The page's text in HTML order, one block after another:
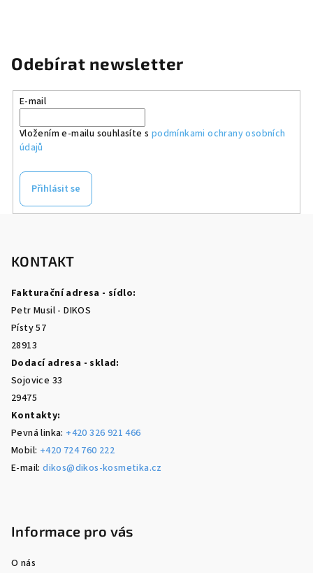
Odebírat newsletter
E-mail
Vložením e-mailu souhlasíte s podmínkami ochrany osobních
údajů
Přihlásit se
KONTAKT
Fakturační adresa - sídlo:
Petr Musil - DIKOS
Písty 57
28913
Dodací adresa - sklad:
Sojovice 33
29475
Kontakty:
Pevná linka: +420 326 921 466
Mobil: +420 724 760 222
E-mail:dikos@dikos-kosmetika.cz
Informace pro vás
O nás